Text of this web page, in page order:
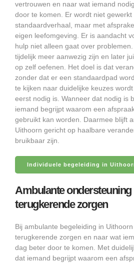
vertrouwen en naar wat iemand
door te komen. Er wordt niet gewerkt
standaardverhaal, maar met
eigen leefomgeving. Er is aandacht
hulp niet alleen gaat over
tijdelijk meer aanwezig zijn en later
op zelf oefenen. Het doel is dat
zonder dat er een standaardpad
te kijken naar duidelijke keuzes
eerst nodig is. Wanneer dat nodig is
iemand begrijpt waarom een
gebruikt kan worden. Daarmee blijft
Uithoorn gericht op haalbare
bruikbaar zijn.
Individuele begeleiding in
Ambulante
terugkerende zorgen
Bij ambulante begeleiding in
terugkerende zorgen en naar wat
dag beter door te komen. Met
dat iemand begrijpt waarom een